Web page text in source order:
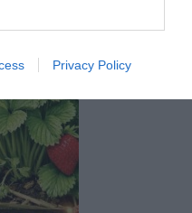
Privacy Policy